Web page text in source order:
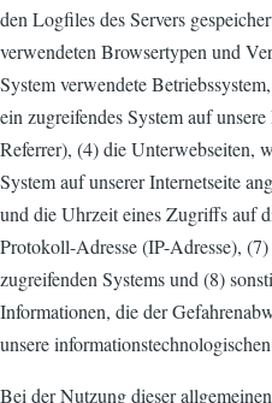
den Logfiles des Servers
verwendeten Browsertypen und
System verwendete
ein zugreifendes System auf
Referrer), (4) die Unterwebseiten,
System auf unserer Internetseite
und die Uhrzeit eines Zugriffs auf
Protokoll-Adresse (IP-Adresse),
zugreifenden Systems und (8)
Informationen, die der
unsere
Bei der Nutzung dieser